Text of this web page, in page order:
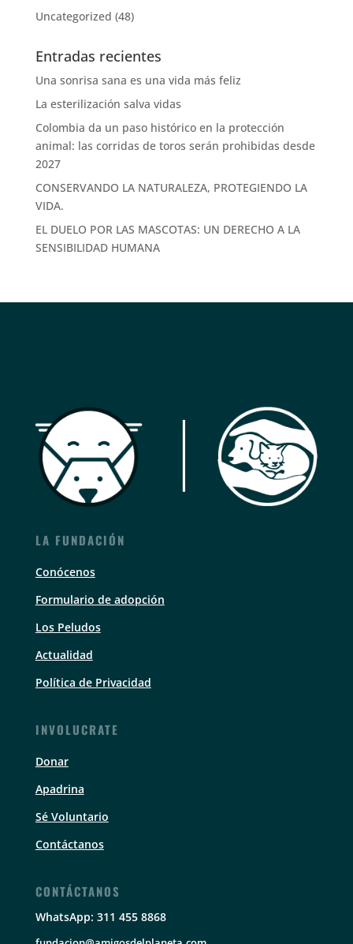
Uncategorized (48)
Entradas recientes
Una sonrisa sana es una vida más feliz
La esterilización salva vidas
Colombia da un paso histórico en la protección
animal: las corridas de toros serán prohibidas desde
2027
CONSERVANDO LA NATURALEZA, PROTEGIENDO LA
VIDA.
EL DUELO POR LAS MASCOTAS: UN DERECHO A LA
SENSIBILIDAD HUMANA
LA FUNDACIÓN
Conócenos
Formulario de adopción
Los Peludos
Actualidad
Política de Privacidad
INVOLUCRATE
Donar
Apadrina
Sé Voluntario
Contáctanos
CONTÁCTANOS
WhatsApp: 311 455 8868